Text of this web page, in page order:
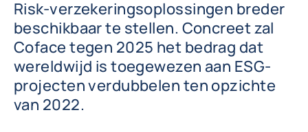
Risk-verzekeringsoplossingen breder
beschikbaar te stellen. Concreet zal
Coface tegen 2025 het bedrag dat
wereldwijd is toegewezen aan ESG-
projecten verdubbelen ten opzichte
van 2022.